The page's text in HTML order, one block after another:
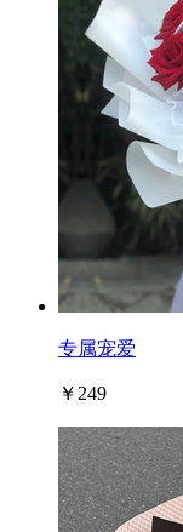
专属宠爱
￥249